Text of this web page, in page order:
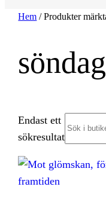
Hem / Produkter
Endast ett
sökresultat